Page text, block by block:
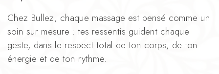
Chez Bullez, chaque massage est pensé comme un
soin sur mesure : tes ressentis guident chaque
geste, dans le respect total de ton corps, de ton
énergie et de ton rythme.